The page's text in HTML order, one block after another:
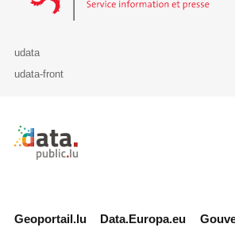
udata
udata-front
Retour à l'accueil de data.public.lu
Geoportail.lu Data.Europa.eu